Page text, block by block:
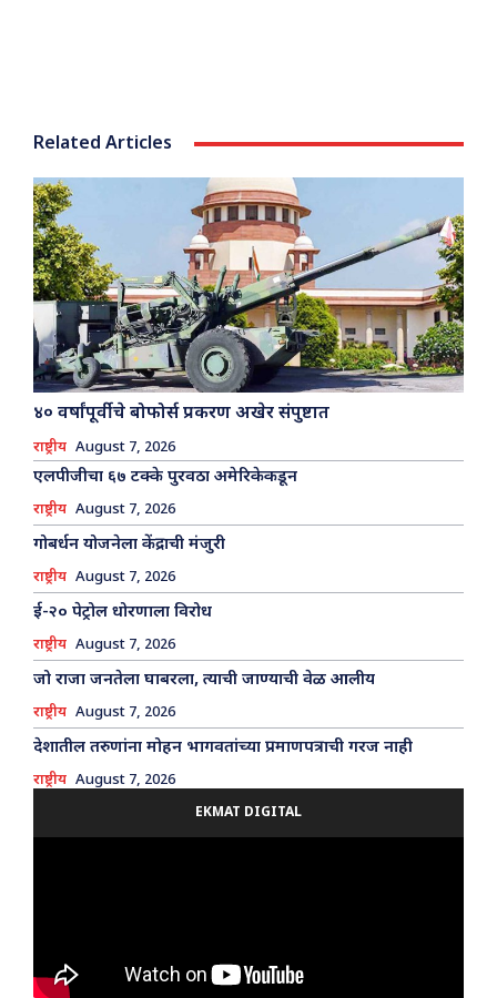
Related Articles
४० वर्षांपूर्वीचे बोफोर्स प्रकरण अखेर संपुष्टात
राष्ट्रीय August 7, 2026
एलपीजीचा ६७ टक्के पुरवठा अमेरिकेकडून
राष्ट्रीय August 7, 2026
गोबर्धन योजनेला केंद्राची मंजुरी
राष्ट्रीय August 7, 2026
ई-२० पेट्रोल धोरणाला विरोध
राष्ट्रीय August 7, 2026
जो राजा जनतेला घाबरला, त्याची जाण्याची वेळ आलीय
राष्ट्रीय August 7, 2026
देशातील तरुणांना मोहन भागवतांच्या प्रमाणपत्राची गरज नाही
राष्ट्रीय August 7, 2026
EKMAT DIGITAL